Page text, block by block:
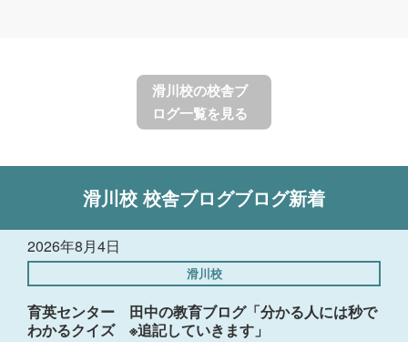
滑川校の校舎ブ
ログ一覧を見る
滑川校 校舎ブログブログ新着
2026年8月4日
滑川校
育英センター 田中の教育ブログ「分かる人には秒で
わかるクイズ ※追記していきます」